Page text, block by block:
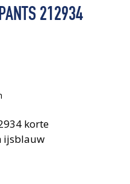
212934
korte
ijsblauw